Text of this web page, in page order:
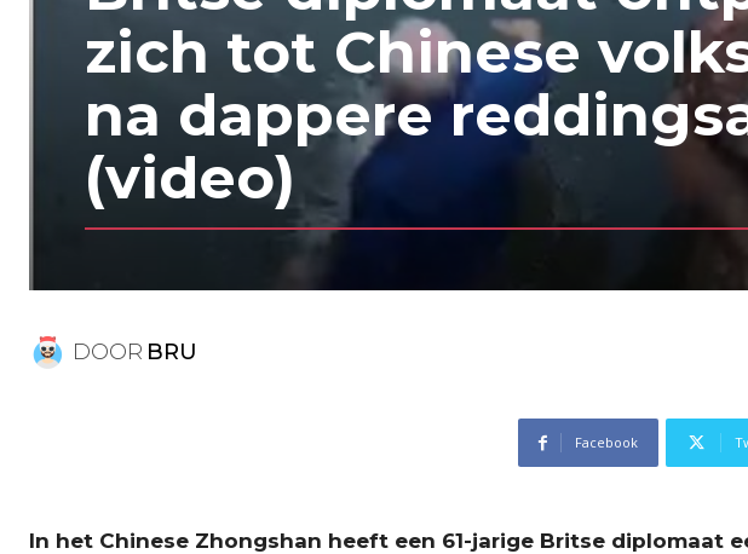
zich tot Chinese
na dappere
(video)
DOOR BRU
Facebook
In het Chinese Zhongshan heeft een 61-jarige Britse diplomaat